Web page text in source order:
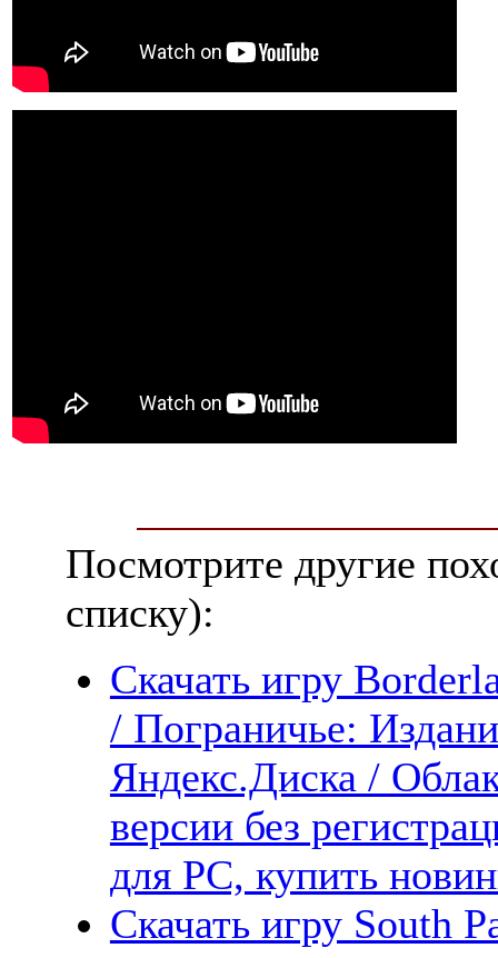
Посмотрите другие
списку):
Скачать игру
/ Пограничье:
Яндекс.Диска /
версии без
для PC, купить
Скачать игру South